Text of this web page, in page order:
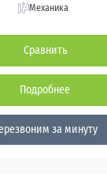
Механика
Сравнить
Подробнее
за минуту